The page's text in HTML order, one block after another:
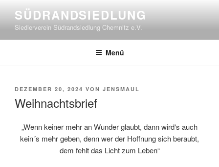
Inhalt
springen
SÜDRANDSIEDLUNG
Siedlerverein Südrandsiedlung Chemnitz e.V.
Menü
VERÖFFENTLICHT
DEZEMBER 20, 2024 VON JENSMAUL
Weihnachtsbrief
„Wenn keiner mehr an Wunder glaubt, dann wird‘s auch
kein´s mehr geben, denn wer der Hoffnung sich beraubt,
dem fehlt das Licht zum Leben“